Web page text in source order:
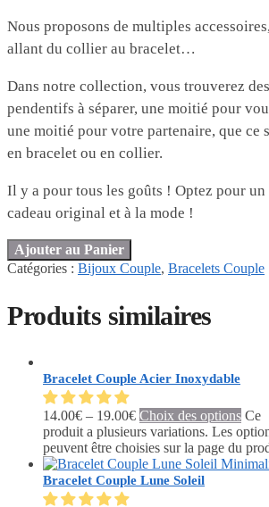
Nous proposons de multiples accessoires,
allant du collier au bracelet…
Dans notre collection, vous trouverez des
pendentifs à séparer, une moitié pour
une moitié pour votre partenaire, que ce
en bracelet ou en collier.
Il y a pour tous les goûts ! Optez pour un
cadeau original et à la mode !
Ajouter au Panier
Catégories : Bijoux Couple, Bracelets Couple
Produits similaires
Bracelet Couple Acier Inoxydable
14.00€ – 19.00€ Choix des options Ce
produit a plusieurs variations. Les
peuvent être choisies sur la page du
Bracelet Couple Lune Soleil